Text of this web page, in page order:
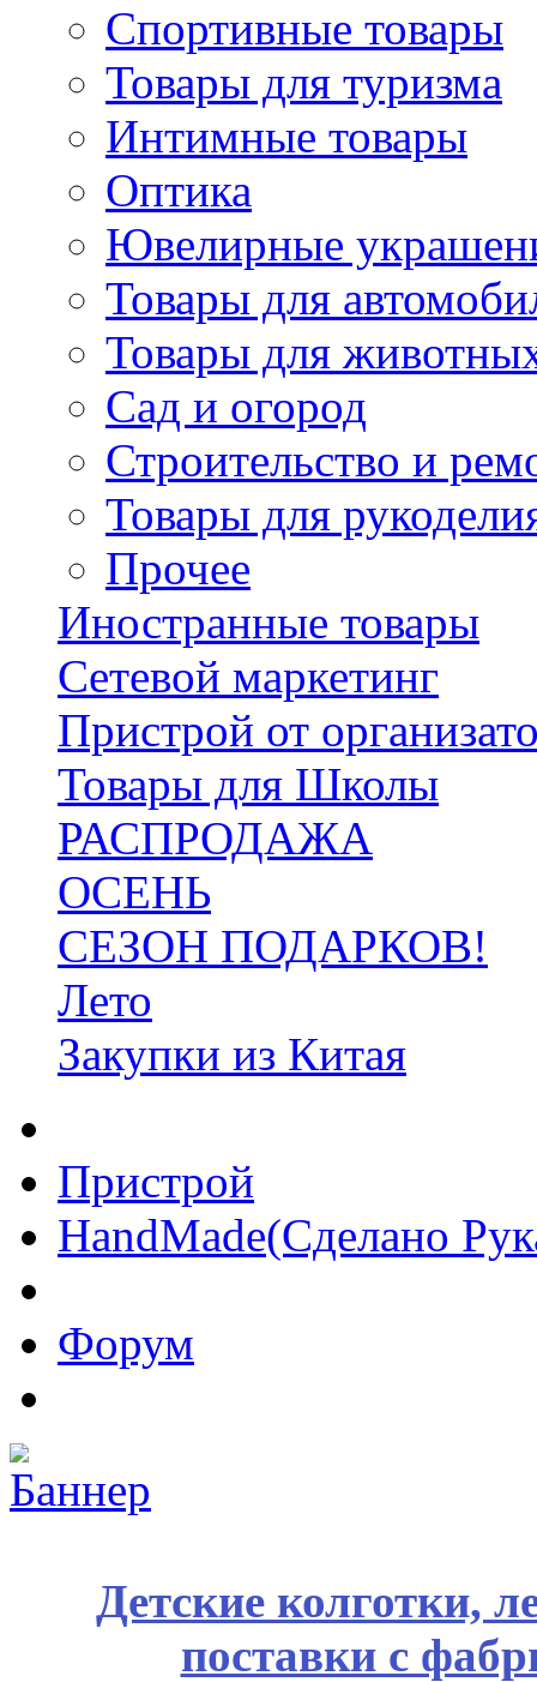
Спортивные товары
Товары для туризма
Интимные товары
Оптика
Ювелирные
Товары для
Товары для
Сад и огород
Строительство и
Товары для
Прочее
Иностранные товары
Сетевой маркетинг
Пристрой от
Товары для Школы
РАСПРОДАЖА
ОСЕНЬ
СЕЗОН ПОДАРКОВ!
Лето
Закупки из Китая
Пристрой
HandMade(Сделано
Форум
Детские колготки,
поставки с